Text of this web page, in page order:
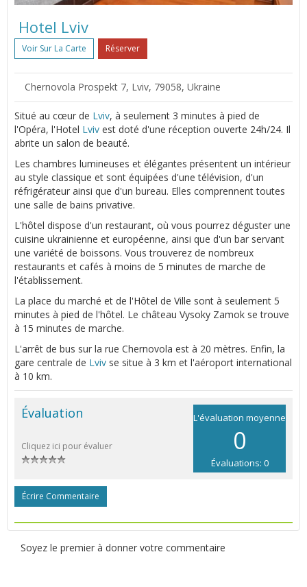
Hotel Lviv
Voir Sur La Carte Réserver
Chernovola Prospekt 7, Lviv, 79058, Ukraine
Situé au cœur de Lviv, à seulement 3 minutes à pied de
l'Opéra, l'Hotel Lviv est doté d'une réception ouverte 24h/24. Il
abrite un salon de beauté.
Les chambres lumineuses et élégantes présentent un intérieur
au style classique et sont équipées d'une télévision, d'un
réfrigérateur ainsi que d'un bureau. Elles comprennent toutes
une salle de bains privative.
L'hôtel dispose d'un restaurant, où vous pourrez déguster une
cuisine ukrainienne et européenne, ainsi que d'un bar servant
une variété de boissons. Vous trouverez de nombreux
restaurants et cafés à moins de 5 minutes de marche de
l'établissement.
La place du marché et de l'Hôtel de Ville sont à seulement 5
minutes à pied de l'hôtel. Le château Vysoky Zamok se trouve
à 15 minutes de marche.
L'arrêt de bus sur la rue Chernovola est à 20 mètres. Enfin, la
gare centrale de Lviv se situe à 3 km et l'aéroport international
à 10 km.
L'évaluation moyenne
0
Évaluations: 0
Évaluation
Cliquez ici pour évaluer
Écrire Commentaire
Soyez le premier à donner votre commentaire